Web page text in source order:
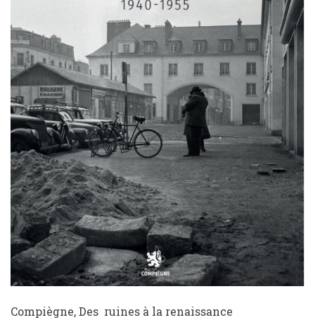
Compiègne, Des ruines à la renaissance